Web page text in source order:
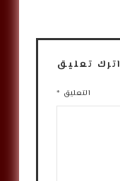
اترك تعليق
التعليق *